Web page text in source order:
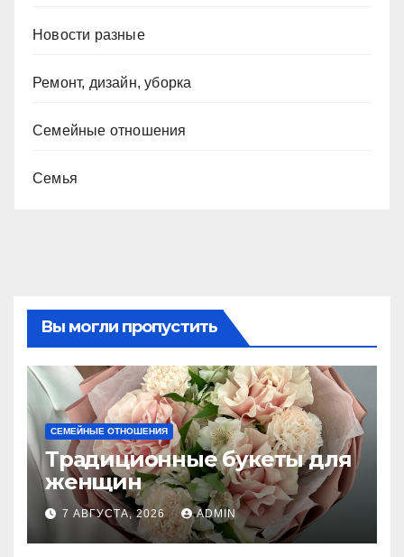
Новости разные
Ремонт, дизайн, уборка
Семейные отношения
Семья
Вы могли пропустить
СЕМЕЙНЫЕ ОТНОШЕНИЯ
Традиционные букеты для
женщин
7 АВГУСТА, 2026 ADMIN